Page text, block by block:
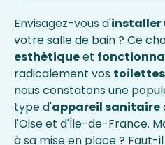
Envisagez-vous d'installer
votre salle de bain ? Ce
esthétiqueet
radicalement vos toilettes
nous constatons une
type d'appareil sanitaire
l'Oise et d'Île-de-France.
à sa mise en place ?